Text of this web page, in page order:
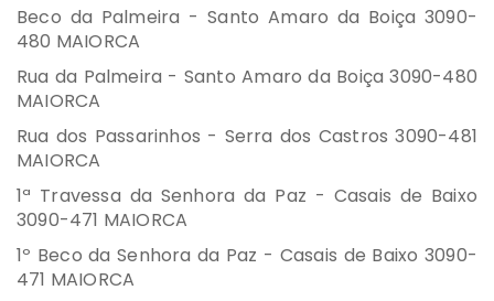
Beco da Palmeira - Santo Amaro da Boiça 3090-
480 MAIORCA
Rua da Palmeira - Santo Amaro da Boiça 3090-480
MAIORCA
Rua dos Passarinhos - Serra dos Castros 3090-481
MAIORCA
1ª Travessa da Senhora da Paz - Casais de Baixo
3090-471 MAIORCA
1º Beco da Senhora da Paz - Casais de Baixo 3090-
471 MAIORCA